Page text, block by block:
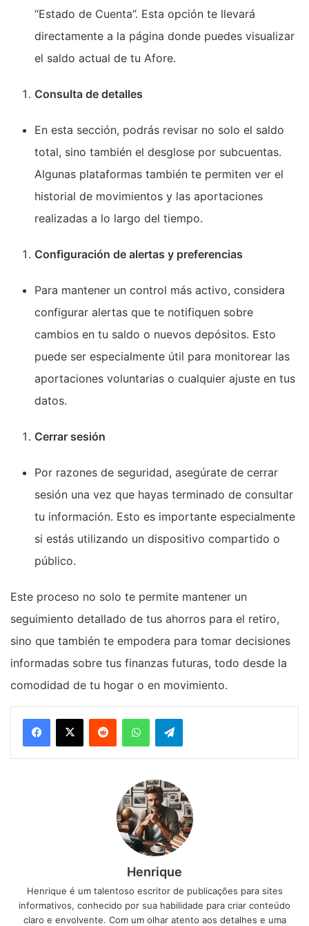
“Estado de Cuenta”. Esta opción te llevará
directamente a la página donde puedes visualizar
el saldo actual de tu Afore.
Consulta de detalles
En esta sección, podrás revisar no solo el saldo
total, sino también el desglose por subcuentas.
Algunas plataformas también te permiten ver el
historial de movimientos y las aportaciones
realizadas a lo largo del tiempo.
Configuración de alertas y preferencias
Para mantener un control más activo, considera
configurar alertas que te notifiquen sobre
cambios en tu saldo o nuevos depósitos. Esto
puede ser especialmente útil para monitorear las
aportaciones voluntarias o cualquier ajuste en tus
datos.
Cerrar sesión
Por razones de seguridad, asegúrate de cerrar
sesión una vez que hayas terminado de consultar
tu información. Esto es importante especialmente
si estás utilizando un dispositivo compartido o
público.
Este proceso no solo te permite mantener un
seguimiento detallado de tus ahorros para el retiro,
sino que también te empodera para tomar decisiones
informadas sobre tus finanzas futuras, todo desde la
comodidad de tu hogar o en movimiento.
Reddit WhatsAppTelegram
Henrique
Henrique é um talentoso escritor de publicações para sites
informativos, conhecido por sua habilidade para criar conteúdo
claro e envolvente. Com um olhar atento aos detalhes e uma